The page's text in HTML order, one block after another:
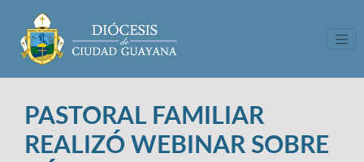
PASTORAL FAMILIAR
REALIZÓ WEBINAR SOBRE